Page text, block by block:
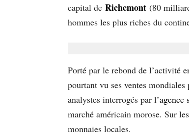
capital de Richemont (80
hommes les plus riches du
Porté par le rebond de l’activité
pourtant vu ses ventes
analystes interrogés par l’agence
marché américain morose. Sur
monnaies locales.